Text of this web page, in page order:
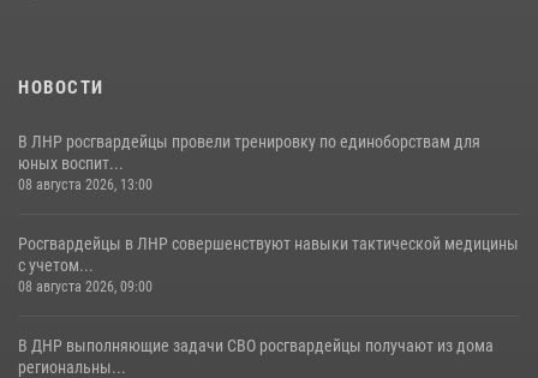
НОВОСТИ
В ЛНР росгвардейцы провели тренировку по единоборствам для
юных воспит...
08 августа 2026, 13:00
Росгвардейцы в ЛНР совершенствуют навыки тактической медицины
с учетом...
08 августа 2026, 09:00
В ДНР выполняющие задачи СВО росгвардейцы получают из дома
региональны...